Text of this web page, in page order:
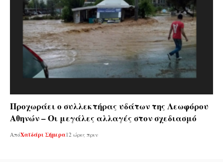
Προχωράει ο συλλεκτήρας υδάτων της Λεωφόρου
Αθηνών – Οι μεγάλες αλλαγές στον σχεδιασμό
ΑπόΧαϊδάρι Σήμερα 12 ώρες πριν